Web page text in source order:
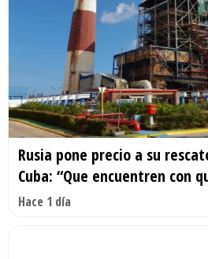
Rusia pone precio a su
Cuba: “Que encuentren con
Hace 1 día